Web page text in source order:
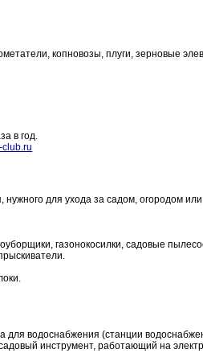
копновозы, плуги, зерновые
в год.
для ухода за садом, огородом или
газонокосилки, садовые
для водоснабжения (станции
инструмент, работающий на